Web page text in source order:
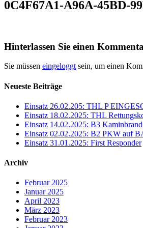
0C4F67A1-A96A-45BD-
Hinterlassen Sie einen
Sie müssen eingeloggt sein, um einen
Neueste Beiträge
Einsatz 26.02.205: THL P
Einsatz 18.02.2025: THL
Einsatz 14.02.2025: B3 Kaminbrand
Einsatz 02.02.2025: B2 PKW auf
Einsatz 31.01.2025: First Responder
Archiv
Februar 2025
Januar 2025
April 2023
März 2023
Februar 2023